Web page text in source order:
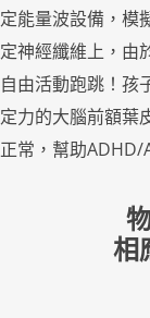
定能量波設備，模
定神經纖維上，由
自由活動跑跳！孩
定力的大腦前額
正常，幫助ADHD/
相